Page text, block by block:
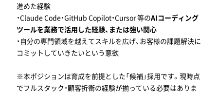
進めた経験
・Claude Code・GitHub Copilot・Cursor 等のAIコーディング
ツールを業務で活用した経験、または強い関心
・自分の専門領域を越えてスキルを広げ、お客様の課題解決に
コミットしていきたいという意欲
※本ポジションは育成を前提とした「候補」採用です。現時点
でフルスタック・顧客折衝の経験が揃っている必要はありま